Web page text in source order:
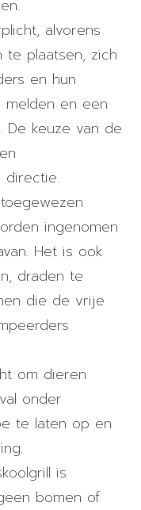
alvorens
te plaatsen, zich
en hun
en een
keuze van de
ingenomen
Het is ook
draden te
die de vrije
om dieren
onder
te laten op en
is
bomen of